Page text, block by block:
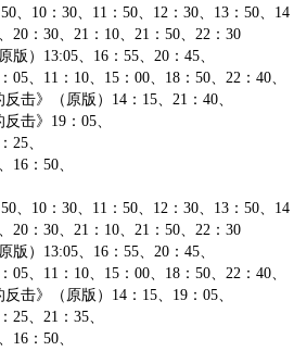
10：30、11：50、12：30、13：50、14
20：30、21：10、21：50、22：30
）13:05、16：55、20：45、
、11：10、15：00、18：50、22：40、
》（原版）14：15、21：40、
击》19：05、
、
：50、
10：30、11：50、12：30、13：50、14
20：30、21：10、21：50、22：30
）13:05、16：55、20：45、
、11：10、15：00、18：50、22：40、
》（原版）14：15、19：05、
、21：35、
：50、